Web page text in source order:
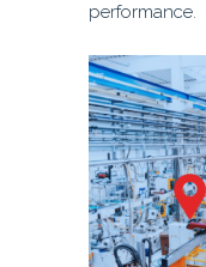
performance.